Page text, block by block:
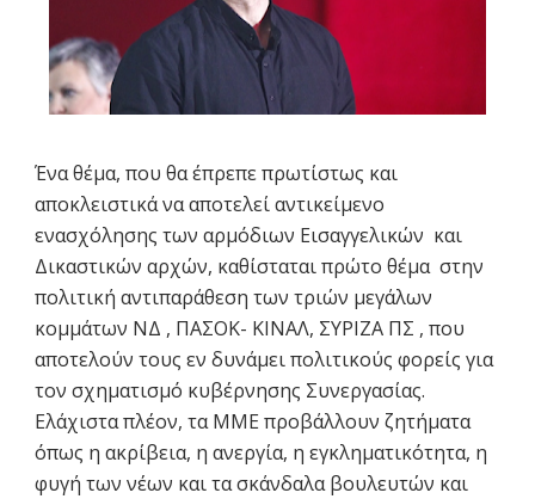
Ένα θέμα, που θα έπρεπε πρωτίστως και
αποκλειστικά να αποτελεί αντικείμενο
ενασχόλησης των αρμόδιων Εισαγγελικών και
Δικαστικών αρχών, καθίσταται πρώτο θέμα στην
πολιτική αντιπαράθεση των τριών μεγάλων
κομμάτων ΝΔ , ΠΑΣΟΚ- ΚΙΝΑΛ, ΣΥΡΙΖΑ ΠΣ , που
αποτελούν τους εν δυνάμει πολιτικούς φορείς για
τον σχηματισμό κυβέρνησης Συνεργασίας.
Ελάχιστα πλέον, τα ΜΜΕ προβάλλουν ζητήματα
όπως η ακρίβεια, η ανεργία, η εγκληματικότητα, η
φυγή των νέων και τα σκάνδαλα βουλευτών και